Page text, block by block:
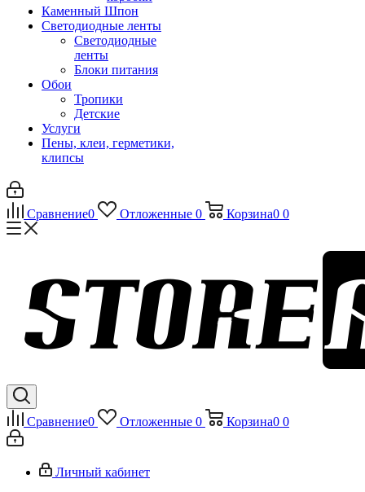
Каменный Шпон
Светодиодные ленты
Светодиодные
ленты
Блоки питания
Обои
Тропики
Детские
Услуги
Пены, клеи, герметики,
клипсы
Сравнение0 Отложенные 0 Корзина0 0
Сравнение0 Отложенные 0 Корзина0 0
Личный кабинет